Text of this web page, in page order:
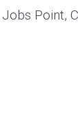
Jobs Point,